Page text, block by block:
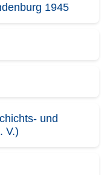
1945
und
V.)